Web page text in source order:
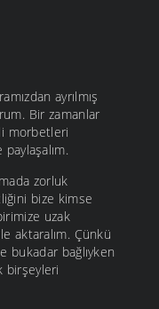
ayrılmış
Bir zamanlar
morbetleri
paylaşalım.
zorluk
bize kimse
uzak
aktaralım. Çünkü
bukadar bağlıyken
birşeyleri